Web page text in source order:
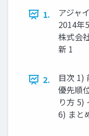
1.
アジャ
2014年
株式会
新 1
2.
目次 1)
優先順
り方 5)
6) まと